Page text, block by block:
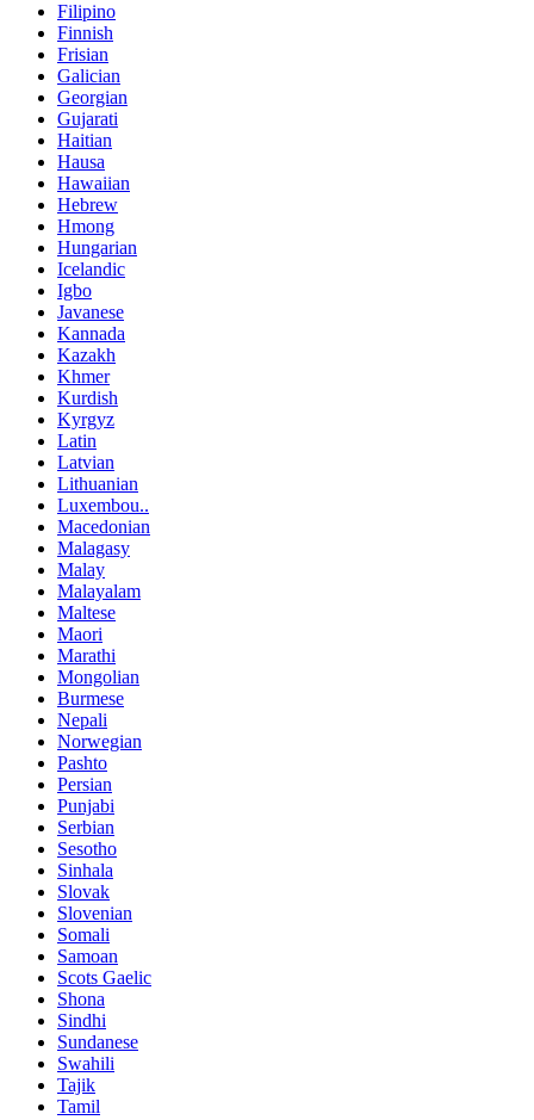
Filipino
Finnish
Frisian
Galician
Georgian
Gujarati
Haitian
Hausa
Hawaiian
Hebrew
Hmong
Hungarian
Icelandic
Igbo
Javanese
Kannada
Kazakh
Khmer
Kurdish
Kyrgyz
Latin
Latvian
Lithuanian
Luxembou..
Macedonian
Malagasy
Malay
Malayalam
Maltese
Maori
Marathi
Mongolian
Burmese
Nepali
Norwegian
Pashto
Persian
Punjabi
Serbian
Sesotho
Sinhala
Slovak
Slovenian
Somali
Samoan
Scots Gaelic
Shona
Sindhi
Sundanese
Swahili
Tajik
Tamil